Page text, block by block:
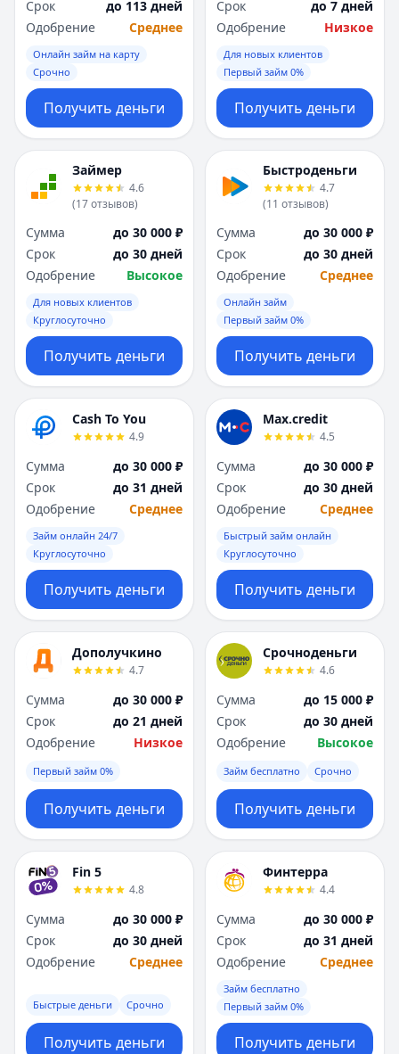
Срок
до 113 дней
Одобрение
Среднее
Онлайн займ на карту
Срочно
Получить деньги
Срок
до 7 дней
Одобрение
Низкое
Для новых клиентов
Первый займ 0%
Получить деньги
Займер
4.6
(17отзывов)
Сумма
до 30 000 ₽
Срок
до 30 дней
Одобрение
Высокое
Для новых клиентов
Круглосуточно
Получить деньги
Быстроденьги
4.7
(11 отзывов)
Сумма
до 30 000 ₽
Срок
до 30 дней
Одобрение
Среднее
Онлайн займ
Первый займ 0%
Получить деньги
Cash To You
4.9
Сумма
до 30 000 ₽
Срок
до 31 дней
Одобрение
Среднее
Займ онлайн 24/7
Круглосуточно
Получить деньги
Max.credit
4.5
Сумма
до 30 000 ₽
Срок
до 30 дней
Одобрение
Среднее
Быстрый займ онлайн
Круглосуточно
Получить деньги
Дополучкино
4.7
Сумма
до 30 000 ₽
Срок
до 21 дней
Одобрение
Низкое
Первый займ 0%
Получить деньги
Срочноденьги
4.6
Сумма
до 15 000 ₽
Срок
до 30 дней
Одобрение
Высокое
Займ бесплатно Срочно
Получить деньги
Fin 5
4.8
Сумма
до 30 000 ₽
Срок
до 30 дней
Одобрение
Среднее
Быстрые деньги Срочно
Получить деньги
Финтерра
4.4
Сумма
до 30 000 ₽
Срок
до 31 дней
Одобрение
Среднее
Займ бесплатно
Первый займ 0%
Получить деньги